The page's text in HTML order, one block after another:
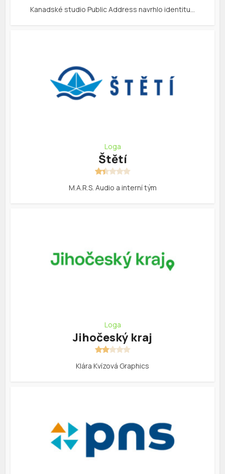
Kanadské studio Public Address navrhlo identitu…
Loga
Štětí
M.A.R.S. Audio a interní tým
Loga
Jihočeský kraj
Klára Kvízová Graphics